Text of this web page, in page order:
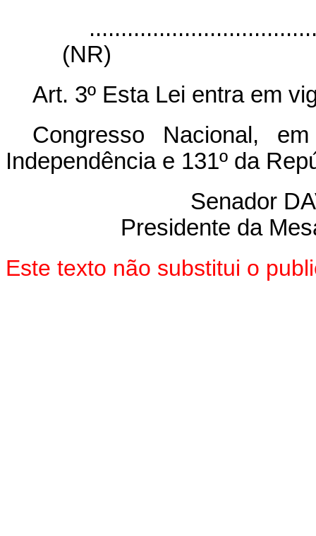
(NR)
Art. 3º Esta Lei entra em
Congresso Nacional,
Independência e 131º da
Senador
Presidente da
Este texto não substitui o